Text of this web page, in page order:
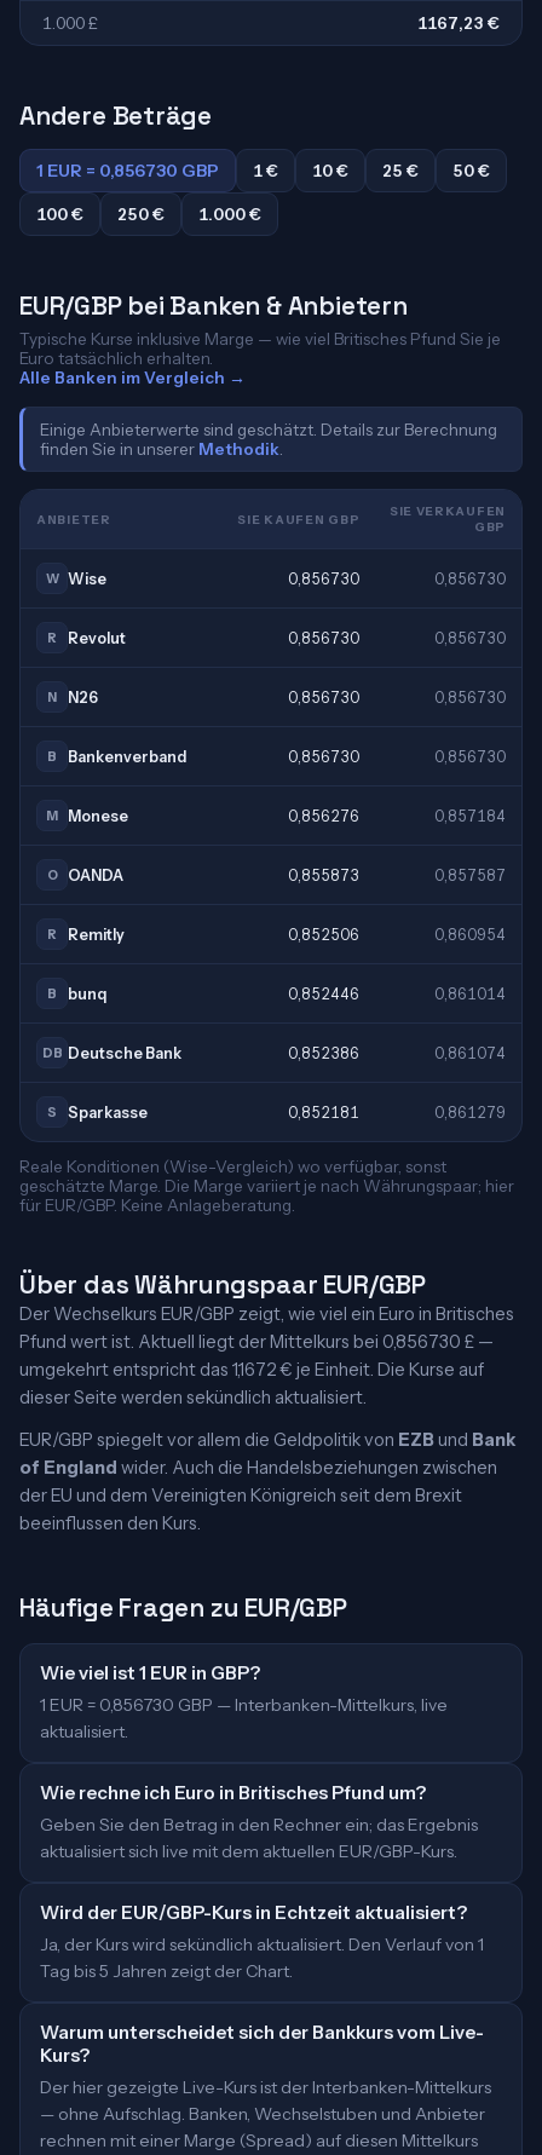
1.000 £ 1167,23 €
Andere Beträge
1 EUR = 0,856730 GBP 1 € 10 € 25 €
50 €
100 €
250 € 1.000 €
EUR/GBP bei Banken & Anbietern
Typische Kurse inklusive Marge — wie viel Britisches Pfund Sie je
Euro tatsächlich erhalten.
Alle Banken im Vergleich →
Einige Anbieterwerte sind geschätzt. Details zur Berechnung
finden Sie in unserer Methodik
ANBIETER SIE KAUFEN GBP
SIE VERKAUFEN
GBP
W Wise 0,856730 0,856730
R Revolut 0,856730 0,856730
N N26 0,856730 0,856730
B Bankenverband 0,856730 0,856730
M Monese 0,856276 0,857184
O OANDA 0,855873 0,857587
R Remitly 0,852506 0,860954
B bunq 0,852446 0,861014
DB Deutsche Bank 0,852386 0,861074
S Sparkasse 0,852181 0,861279
Reale Konditionen (Wise-Vergleich) wo verfügbar, sonst
geschätzte Marge. Die Marge variiert je nach Währungspaar; hier
für EUR/GBP. Keine Anlageberatung.
Über das Währungspaar EUR/GBP
Der Wechselkurs EUR/GBP zeigt, wie viel ein Euro in Britisches
Pfund wert ist. Aktuell liegt der Mittelkurs bei 0,856730 £ —
umgekehrt entspricht das 1,1672 € je Einheit. Die Kurse auf
dieser Seite werden sekündlich aktualisiert.
EUR/GBP spiegelt vor allem die Geldpolitik von EZBund Bank
of England wider. Auch die Handelsbeziehungen zwischen
der EU und dem Vereinigten Königreich seit dem Brexit
beeinflussen den Kurs.
Häufige Fragen zu EUR/GBP
Wie viel ist 1 EUR in GBP?
1 EUR = 0,856730 GBP — Interbanken-Mittelkurs, live
aktualisiert.
Wie rechne ich Euro in Britisches Pfund um?
Geben Sie den Betrag in den Rechner ein; das Ergebnis
aktualisiert sich live mit dem aktuellen EUR/GBP-Kurs.
Wird der EUR/GBP-Kurs in Echtzeit aktualisiert?
Ja, der Kurs wird sekündlich aktualisiert. Den Verlauf von 1
Tag bis 5 Jahren zeigt der Chart.
Warum unterscheidet sich der Bankkurs vom Live-
Kurs?
Der hier gezeigte Live-Kurs ist der Interbanken-Mittelkurs
— ohne Aufschlag. Banken, Wechselstuben und Anbieter
rechnen mit einer Marge (Spread) auf diesen Mittelkurs